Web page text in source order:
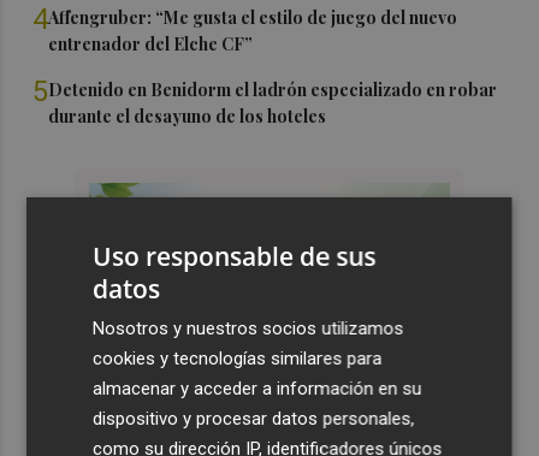
4Affengruber: “Me gusta el estilo de juego del nuevo
entrenador del Elche CF”
5Detenido en Benidorm el ladrón especializado en robar
durante el desayuno de los hoteles
Uso responsable de sus
datos
Nosotros y nuestros socios utilizamos
cookies y tecnologías similares para
almacenar y acceder a información en su
dispositivo y procesar datos personales,
como su dirección IP, identificadores únicos